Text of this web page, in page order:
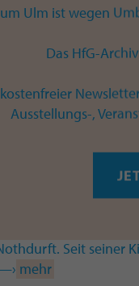
— 17. September
-
im
Seit seiner
mehr
Ulm ist wegen
Das HfG-
Ausstellungs-,